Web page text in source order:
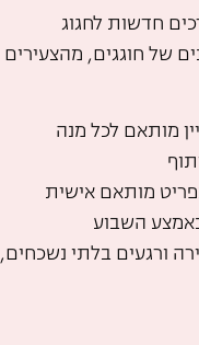
חדשות לחגוג
של חוגגים, מהצעירים
מותאם לכל מנה
מותאם אישית
השבוע
ורגעים בלתי נשכחים,